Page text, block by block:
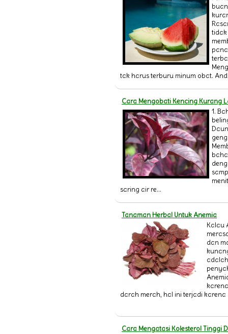
tak harus terburu minum obat.
Cara Mengobati Kencing Kurang
1.
saring air re...
Tanaman Herbal Untuk Anemia
Kalau
dan
darah merah, hal ini terjadi karena
Cara Mengatasi Kolesterol Tinggi